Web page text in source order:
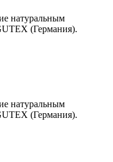
натуральным
(Германия).
натуральным
(Германия).